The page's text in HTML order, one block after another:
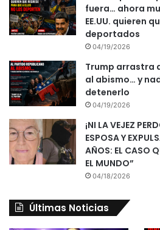
fuera… ahora
EE.UU. quieren
deportados
04/19/2026
Trump arrastra
al abismo… y
detenerlo
04/19/2026
¡NI LA VEJEZ
ESPOSA Y
AÑOS: EL CASO
EL MUNDO”
04/18/2026
Últimas Noticias